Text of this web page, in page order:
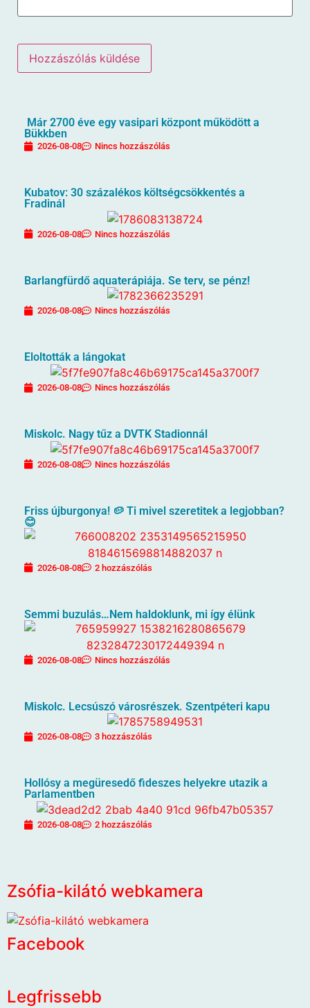
Már 2700 éve egy vasipari központ működött a
Bükkben
2026-08-08 Nincs hozzászólás
Kubatov: 30 százalékos költségcsökkentés a
Fradinál
2026-08-08 Nincs hozzászólás
Barlangfürdő aquaterápiája. Se terv, se pénz!
2026-08-08 Nincs hozzászólás
Eloltották a lángokat
2026-08-08 Nincs hozzászólás
Miskolc. Nagy tűz a DVTK Stadionnál
2026-08-08 Nincs hozzászólás
Friss újburgonya! 🥔 Ti mivel szeretitek a legjobban?
😊
2026-08-08 2 hozzászólás
Semmi buzulás…Nem haldoklunk, mi így élünk
2026-08-08 Nincs hozzászólás
Miskolc. Lecsúszó városrészek. Szentpéteri kapu
2026-08-08 3 hozzászólás
Hollósy a megüresedő fideszes helyekre utazik a
Parlamentben
2026-08-08 2 hozzászólás
Zsófia-kilátó webkamera
Facebook
Legfrissebb